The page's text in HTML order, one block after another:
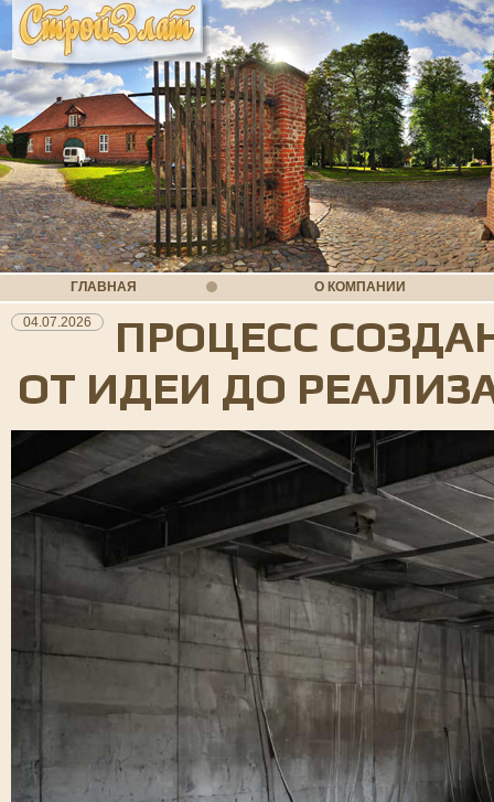
ГЛАВНАЯ О КОМПАНИИ
04.07.2026
ПРОЦЕСС
ОТ ИДЕИ ДО